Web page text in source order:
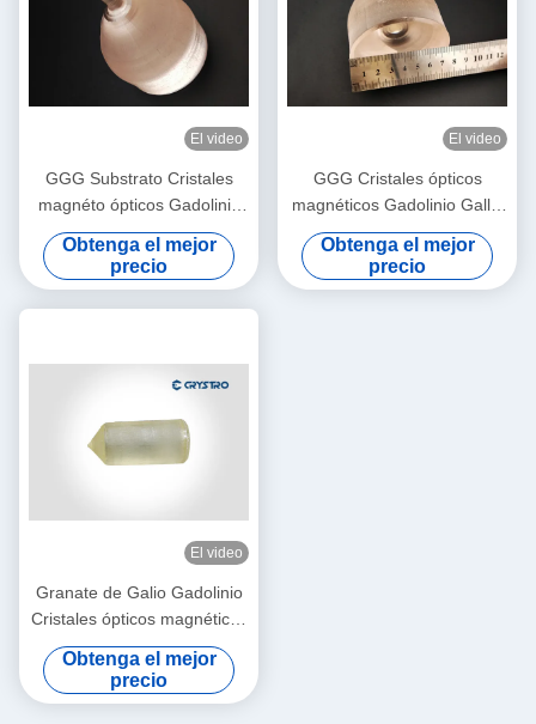
El video
GGG Substrato Cristales
magnéto ópticos Gadolinio
Gallio Granate Substrato
Obtenga el mejor
precio
El video
GGG Cristales ópticos
magnéticos Gadolinio Gallio
Granato Cristales y sustratos
únicos
Obtenga el mejor
precio
El video
Granate de Galio Gadolinio
Cristales ópticos magnéticos
Gd3Ga5O12 o GGG de
cristal único
Obtenga el mejor
precio